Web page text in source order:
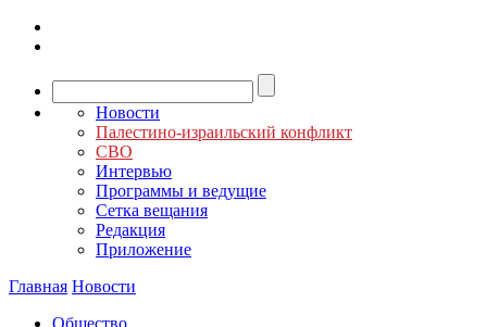
Новости
Палестино-израильский конфликт
СВО
Интервью
Программы и ведущие
Сетка вещания
Редакция
Приложение
Главная Новости
Общество